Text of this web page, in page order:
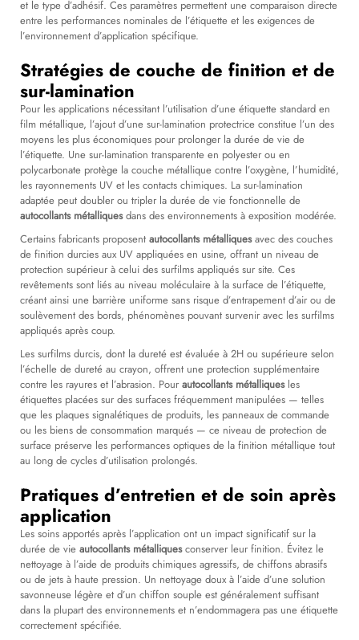
et le type d’adhésif. Ces paramètres permettent une comparaison directe
entre les performances nominales de l’étiquette et les exigences de
l’environnement d’application spécifique.
Stratégies de couche de finition et de
sur-lamination
Pour les applications nécessitant l’utilisation d’une étiquette standard en
film métallique, l’ajout d’une sur-lamination protectrice constitue l’un des
moyens les plus économiques pour prolonger la durée de vie de
l’étiquette. Une sur-lamination transparente en polyester ou en
polycarbonate protège la couche métallique contre l’oxygène, l’humidité,
les rayonnements UV et les contacts chimiques. La sur-lamination
adaptée peut doubler ou tripler la durée de vie fonctionnelle de
autocollants métalliquesdans des environnements à exposition modérée.
Certains fabricants proposent autocollants métalliquesavec des couches
de finition durcies aux UV appliquées en usine, offrant un niveau de
protection supérieur à celui des surfilms appliqués sur site. Ces
revêtements sont liés au niveau moléculaire à la surface de l’étiquette,
créant ainsi une barrière uniforme sans risque d’entrapement d’air ou de
soulèvement des bords, phénomènes pouvant survenir avec les surfilms
appliqués après coup.
Les surfilms durcis, dont la dureté est évaluée à 2H ou supérieure selon
l’échelle de dureté au crayon, offrent une protection supplémentaire
contre les rayures et l’abrasion. Pourautocollants métalliques les
étiquettes placées sur des surfaces fréquemment manipulées — telles
que les plaques signalétiques de produits, les panneaux de commande
ou les biens de consommation marqués — ce niveau de protection de
surface préserve les performances optiques de la finition métallique tout
au long de cycles d’utilisation prolongés.
Pratiques d’entretien et de soin après
application
Les soins apportés après l’application ont un impact significatif sur la
durée de vie autocollants métalliquesconserver leur finition. Évitez le
nettoyage à l’aide de produits chimiques agressifs, de chiffons abrasifs
ou de jets à haute pression. Un nettoyage doux à l’aide d’une solution
savonneuse légère et d’un chiffon souple est généralement suffisant
dans la plupart des environnements et n’endommagera pas une étiquette
correctement spécifiée.